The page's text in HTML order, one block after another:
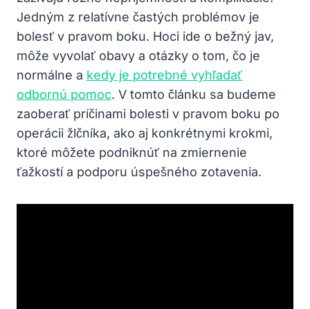
Jedným z relatívne častých problémov je
bolesť v pravom boku. Hoci ide o bežný jav,
môže vyvolať obavy a otázky o tom, čo je
normálne a kedy je potrebné vyhľadať
odbornú pomoc. V tomto článku sa budeme
zaoberať príčinami bolesti v pravom boku po
operácii žlčníka, ako aj konkrétnymi krokmi,
ktoré môžete podniknúť na zmiernenie
ťažkostí a podporu úspešného zotavenia.